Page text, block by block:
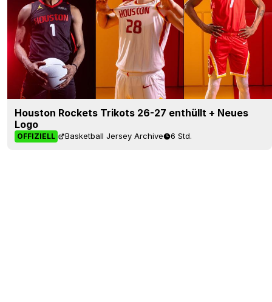
Houston Rockets Trikots 26-27 enthüllt + Neues
Logo
OFFIZIELL Basketball Jersey Archive 6 Std.